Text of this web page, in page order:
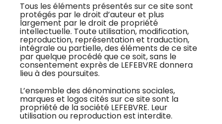
Tous les éléments présentés sur ce site sont
protégés par le droit d’auteur et plus
largement par le droit de propriété
intellectuelle. Toute utilisation, modification,
reproduction, représentation et traduction,
intégrale ou partielle, des éléments de ce site
par quelque procédé que ce soit, sans le
consentement exprès de LEFEBVRE donnera
lieu à des poursuites.
L’ensemble des dénominations sociales,
marques et logos cités sur ce site sont la
propriété de la société LEFEBVRE. Leur
utilisation ou reproduction est interdite.